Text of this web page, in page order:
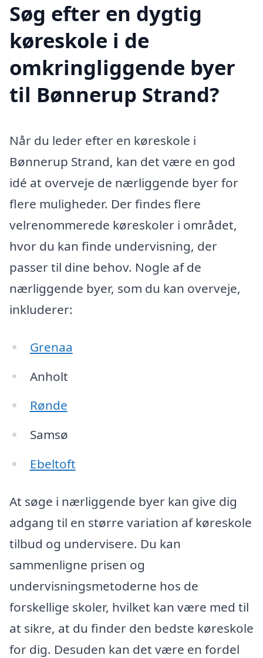
Søg efter en dygtig
køreskole i de
omkringliggende byer
til Bønnerup Strand?
Når du leder efter en køreskole i
Bønnerup Strand, kan det være en god
idé at overveje de nærliggende byer for
flere muligheder. Der findes flere
velrenommerede køreskoler i området,
hvor du kan finde undervisning, der
passer til dine behov. Nogle af de
nærliggende byer, som du kan overveje,
inkluderer:
Grenaa
Anholt
Rønde
Samsø
Ebeltoft
At søge i nærliggende byer kan give dig
adgang til en større variation af køreskole
tilbud og undervisere. Du kan
sammenligne prisen og
undervisningsmetoderne hos de
forskellige skoler, hvilket kan være med til
at sikre, at du finder den bedste køreskole
for dig. Desuden kan det være en fordel